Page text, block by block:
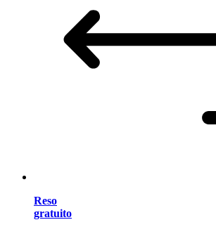
Reso
gratuito